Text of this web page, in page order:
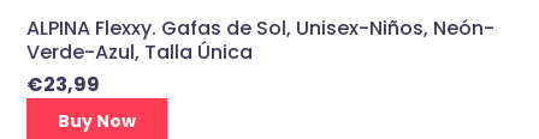
ALPINA Flexxy. Gafas de Sol, Unisex-Niños, Neón-
Verde-Azul, Talla Única
€23,99
Buy Now